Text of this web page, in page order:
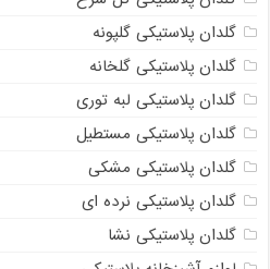
گلدان پلاستیکی گلپونه
گلدان پلاستیکی گلخانه
گلدان پلاستیکی لبه توری
گلدان پلاستیکی مستطیل
گلدان پلاستیکی مشکی
گلدان پلاستیکی نرده ای
گلدان پلاستیکی نشا